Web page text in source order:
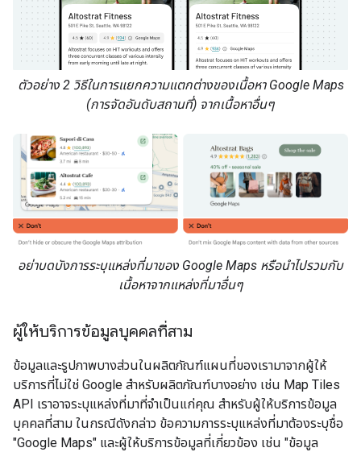
ตัวอย่าง 2 วิธีในการแยกความแตกต่างของเนื้อหา Google Maps
(การจัดอันดับสถานที่) จากเนื้อหาอื่นๆ
อย่าบดบังการระบุแหล่งที่มาของ Google Maps หรือนำไปรวมกับ
เนื้อหาจากแหล่งที่มาอื่นๆ
ผู้ให้บริการข้อมูลบุคคลที่สาม
ข้อมูลและรูปภาพบางส่วนในผลิตภัณฑ์แผนที่ของเรามาจากผู้ให้
บริการที่ไม่ใช่ Google สำหรับผลิตภัณฑ์บางอย่าง เช่น Map Tiles
API เราอาจระบุแหล่งที่มาที่จำเป็นแก่คุณ สำหรับผู้ให้บริการข้อมูล
บุคคลที่สาม ในกรณีดังกล่าว ข้อความการระบุแหล่งที่มาต้องระบุชื่อ
"Google Maps" และผู้ให้บริการข้อมูลที่เกี่ยวข้อง เช่น "ข้อมูล